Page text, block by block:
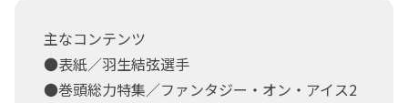
主なコンテンツ
●表紙／羽生結弦選手
●巻頭総力特集／ファンタジー・オン・アイス2